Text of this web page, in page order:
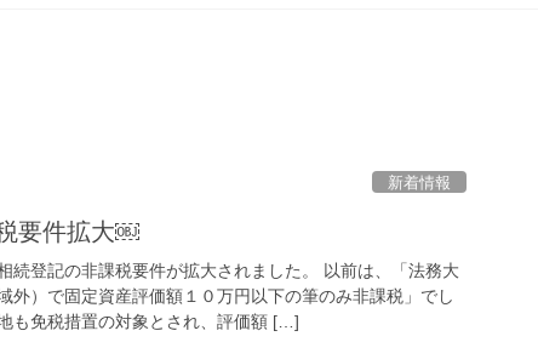
新着情報
要件拡大￼
続登記の非課税要件が拡大されました。 以前は、「法務大
外）で固定資産評価額１０万円以下の筆のみ非課税」でし
も免税措置の対象とされ、評価額 […]